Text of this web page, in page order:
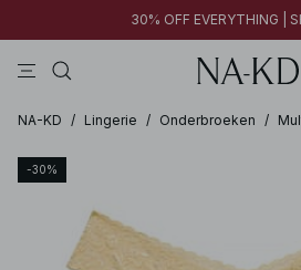
30% OFF EVERYTHING |
NA-KD / Lingerie / Onderbroeken /
-30%